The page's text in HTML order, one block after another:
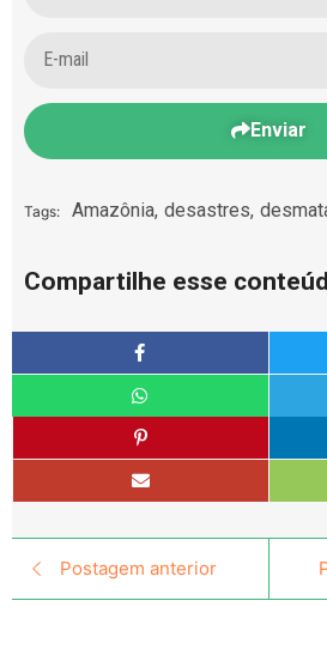
Enviar
Tags: Amazônia, desastres,
Compartilhe esse
Postagem anterior